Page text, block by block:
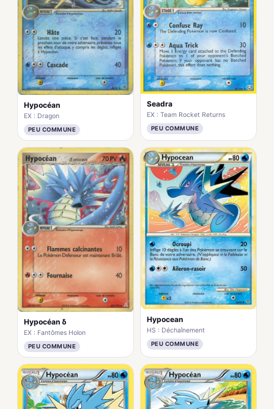
Hypocéan
EX : Dragon
PEU COMMUNE
Seadra
EX : Team Rocket Returns
PEU COMMUNE
Hypocéan δ
EX : Fantômes Holon
PEU COMMUNE
Hypocean
HS : Déchaînement
PEU COMMUNE